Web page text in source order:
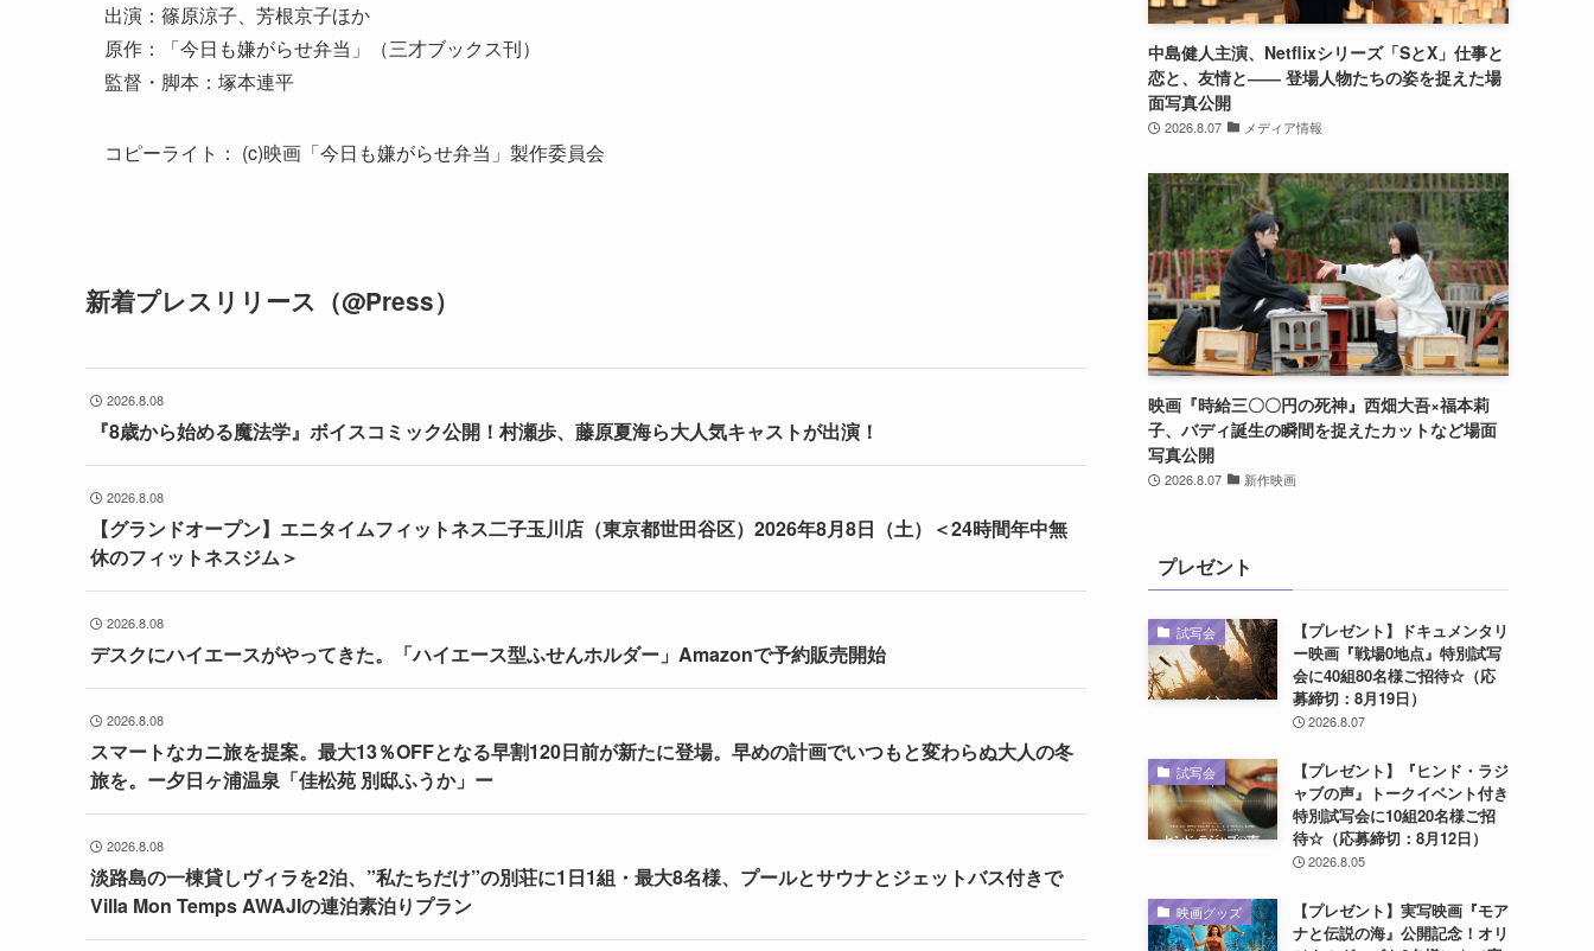
出演：篠原涼子、芳根京子ほか
原作：「今日も嫌がらせ弁当」（三才ブックス刊）
監督・脚本：塚本連平
コピーライト： (c)映画「今日も嫌がらせ弁当」製作委員会
新着プレスリリース（@Press）
2026.8.08
『8歳から始める魔法学』ボイスコミック公開！村瀬歩、藤原夏海ら大人気キャストが出演！
2026.8.08
【グランドオープン】エニタイムフィットネス二子玉川店（東京都世田谷区）2026年8月8日（土）＜24時間年中無
休のフィットネスジム＞
2026.8.08
デスクにハイエースがやってきた。「ハイエース型ふせんホルダー」Amazonで予約販売開始
2026.8.08
スマートなカニ旅を提案。最大13％OFFとなる早割120日前が新たに登場。早めの計画でいつもと変わらぬ大人の冬
旅を。ー夕日ヶ浦温泉「佳松苑 別邸ふうか」ー
2026.8.08
淡路島の一棟貸しヴィラを2泊、”私たちだけ”の別荘に1日1組・最大8名様、プールとサウナとジェットバス付きで
Villa Mon Temps AWAJIの連泊素泊りプラン
中島健人主演、Netflixシリーズ「SとX」仕事と
恋と、友情と―― 登場人物たちの姿を捉えた場
面写真公開
2026.8.07 メディア情報
映画『時給三〇〇円の死神』西畑大吾×福本莉
子、バディ誕生の瞬間を捉えたカットなど場面
写真公開
2026.8.07 新作映画
プレゼント
試写会
【プレゼント】ドキュメンタリ
ー映画『戦場0地点』特別試写
会に40組80名様ご招待☆（応
募締切：8月19日）
2026.8.07
試写会
【プレゼント】『ヒンド・ラジ
ャブの声』トークイベント付き
特別試写会に10組20名様ご招
待☆（応募締切：8月12日）
2026.8.05
映画グッズ
【プレゼント】実写映画『モア
ナと伝説の海』公開記念！オリ